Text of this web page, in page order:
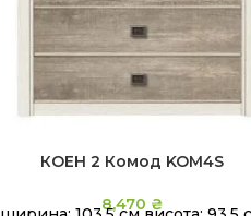
КОЕН 2 Комод KOM4S
8,470 ₴